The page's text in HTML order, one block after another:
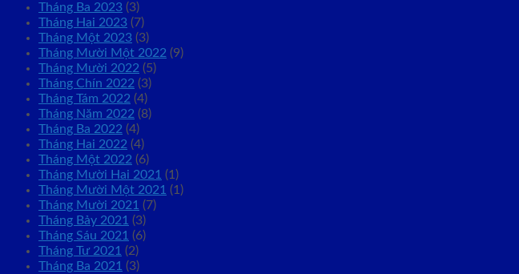
Tháng Ba 2023 (3)
Tháng Hai 2023 (7)
Tháng Một 2023 (3)
Tháng Mười Một 2022 (9)
Tháng Mười 2022 (5)
Tháng Chín 2022 (3)
Tháng Tám 2022 (4)
Tháng Năm 2022 (8)
Tháng Ba 2022 (4)
Tháng Hai 2022 (4)
Tháng Một 2022 (6)
Tháng Mười Hai 2021 (1)
Tháng Mười Một 2021 (1)
Tháng Mười 2021 (7)
Tháng Bảy 2021 (3)
Tháng Sáu 2021 (6)
Tháng Tư 2021 (2)
Tháng Ba 2021 (3)